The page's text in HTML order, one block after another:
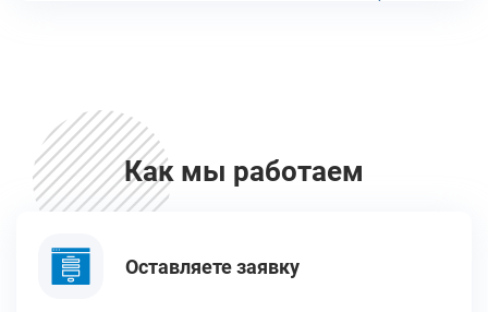
Как мы работаем
Оставляете заявку